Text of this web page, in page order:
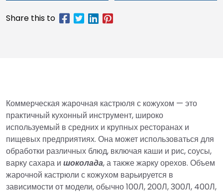
Коммерческая жарочная кастрюля с кожухом — это
практичный кухонный инструмент, широко
используемый в средних и крупных ресторанах и
пищевых предприятиях. Она может использоваться для
обработки различных блюд, включая каши и рис, соусы,
варку сахара и шоколада, а также жарку орехов. Объем
жарочной кастрюли с кожухом варьируется в
зависимости от модели, обычно 100Л, 200Л, 300Л, 400Л,